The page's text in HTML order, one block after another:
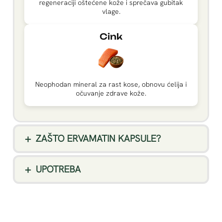
regeneraciji oštećene kože i sprečava gubitak
vlage.
Cink
Neophodan mineral za rast kose, obnovu ćelija i
očuvanje zdrave kože.
ZAŠTO ERVAMATIN KAPSULE?
UPOTREBA